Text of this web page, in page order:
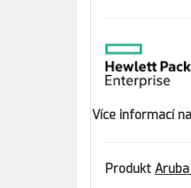
Více informací na
Produkt